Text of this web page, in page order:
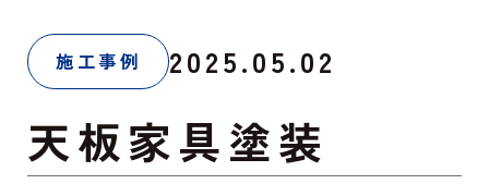
施工事例 2025.05.02
天板家具塗装